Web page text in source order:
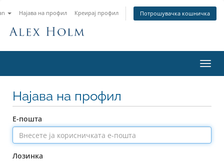
Најава на профил Креирај профил Потрошувачка кошничка
ја
Најава на профил
Е-пошта
Лозинка